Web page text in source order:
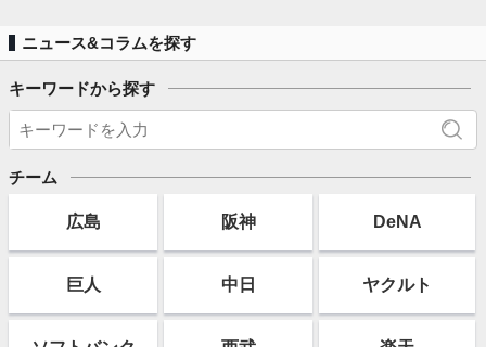
ニュース&コラムを探す
キーワードから探す
チーム
広島 阪神 DeNA
巨人 中日 ヤクルト